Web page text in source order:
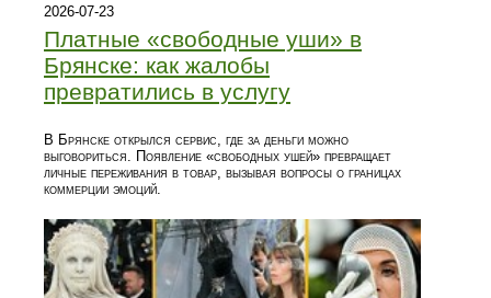
2026-07-23
Платные «свободные уши» в
Брянске: как жалобы
превратились в услугу
В Брянске открылся сервис, где за деньги можно
выговориться. Появление «свободных ушей» превращает
личные переживания в товар, вызывая вопросы о границах
коммерции эмоций.